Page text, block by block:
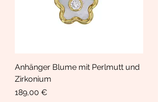
Anhänger Blume mit Perlmutt und
Zirkonium
Preis
189,00 €